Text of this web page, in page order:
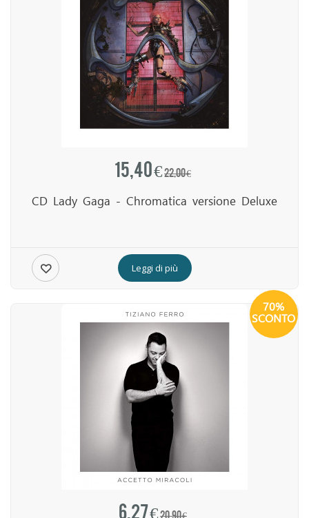
15,40 €22,00 €
CD Lady Gaga - Chromatica versione Deluxe
Leggi di più
6,27 €20,90 €
70%
SCONTO